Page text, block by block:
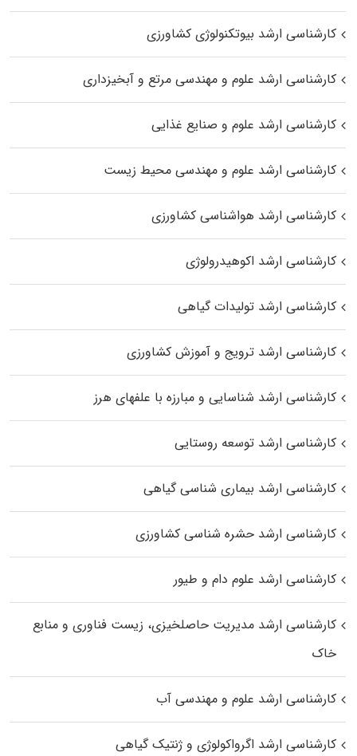
کارشناسی ارشد بیوتکنولوژی کشاورزی
کارشناسی ارشد علوم و مهندسی مرتع و آبخیزداری
کارشناسی ارشد علوم و صنایع غذایی
کارشناسی ارشد علوم و مهندسی محیط زیست
کارشناسی ارشد هواشناسی کشاورزی
کارشناسی ارشد اکوهیدرولوژی
کارشناسی ارشد تولیدات گیاهی
کارشناسی ارشد ترویج و آموزش کشاورزی
کارشناسی ارشد شناسایی و مبارزه با علفهای هرز
کارشناسی ارشد توسعه روستایی
کارشناسی ارشد بیماری‌ شناسی گیاهی
کارشناسی ارشد حشره‌ شناسی کشاورزی
کارشناسی ارشد علوم دام و طیور
کارشناسی ارشد مدیریت حاصلخیزی، زیست فناوری و منابع
خاک
کارشناسی ارشد علوم و مهندسی آب
کارشناسی ارشد اگرواکولوژی و ژنتیک گیاهی